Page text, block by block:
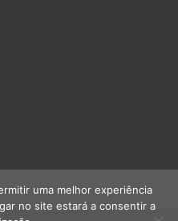
uma melhor experiência
no site estará a consentir a